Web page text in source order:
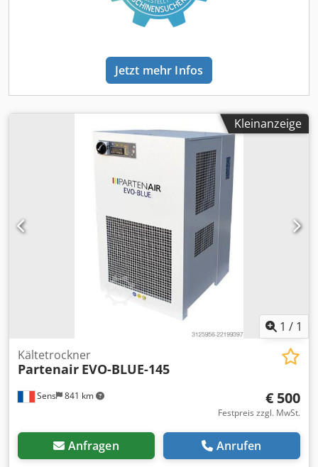
Jetzt mehr Infos
Kleinanzeige
1 / 1
Sens 841 km
Kältetrockner
Partenair EVO-BLUE-145
€ 500
Festpreis zzgl. MwSt.
Anfragen Anrufen